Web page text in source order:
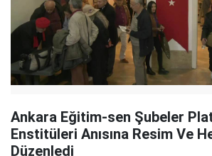
Ankara Eğitim-sen Şubeler
Enstitüleri Anısına Resim Ve
Düzenledi